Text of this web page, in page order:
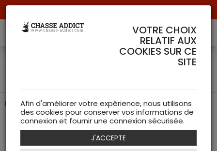
Mallette de transport pour
Protection optimale pour votre carabine
VOTRE CHOIX
RELATIF AUX
COOKIES SUR CE
SITE
Afin d'améliorer votre expérience, nous utilisons
des cookies pour conserver vos informations de
connexion et fournir une connexion sécurisée.
J'ACCEPTE